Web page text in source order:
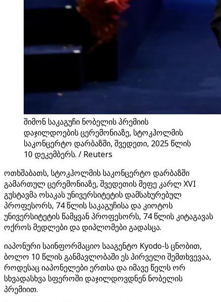
შიმონ საკაგუჩი ნობელის პრემიის
დაჯილდოების ცერემონიაზე, სტოკჰოლმის
საკონცერტო დარბაზში, შვედეთი, 2025 წლის
10 დეკემბერს. / Reuters
ოთხშაბათს, სტოკჰოლმის საკონცერტო დარბაზში
გამართულ ცერემონიაზე, შვედეთის მეფე კარლ XVI
გუსტავმა ოსაკას უნივერსიტეტის დამსახურებულ
პროფესორს, 74 წლის საკაგუჩისა და კიოტოს
უნივერსიტეტის წამყვან პროფესორს, 74 წლის კიტაგავას
ოქროს მედლები და დიპლომები გადასცა.
იაპონური საინფორმაციო სააგენტო Kyodo-ს ცნობით,
ბოლო 10 წლის განმავლობაში ეს პირველი შემთხვევაა,
როდესაც იაპონელები ერთსა და იმავე წელს ორ
სხვადასხვა სფეროში დაჯილდოვდნენ ნობელის
პრემიით.